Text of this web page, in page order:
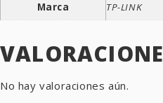
Marca TP-LINK
No hay valoraciones aún.